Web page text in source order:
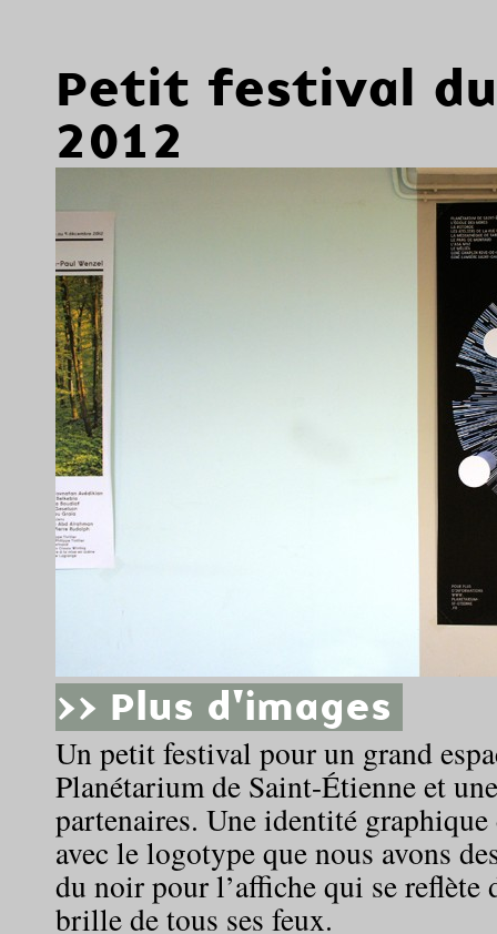
Petit festival du
2012
>> Plus d'images
Un petit festival pour un grand
Planétarium de Saint-Étienne et
partenaires. Une identité
avec le logotype que nous avons
du noir pour l’affiche qui se reflète
brille de tous ses feux.